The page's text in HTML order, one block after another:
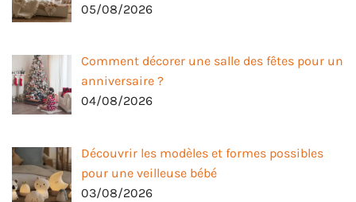
05/08/2026
Comment décorer une salle des fêtes pour un
anniversaire ?
04/08/2026
Découvrir les modèles et formes possibles
pour une veilleuse bébé
03/08/2026